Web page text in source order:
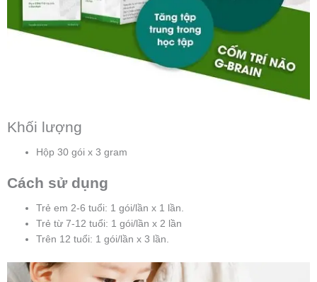
Khối lượng
Hộp 30 gói x 3 gram
Cách sử dụng
Trẻ em 2-6 tuổi: 1 gói/lần x 1 lần.
Trẻ từ 7-12 tuổi: 1 gói/lần x 2 lần
Trên 12 tuổi: 1 gói/lần x 3 lần.